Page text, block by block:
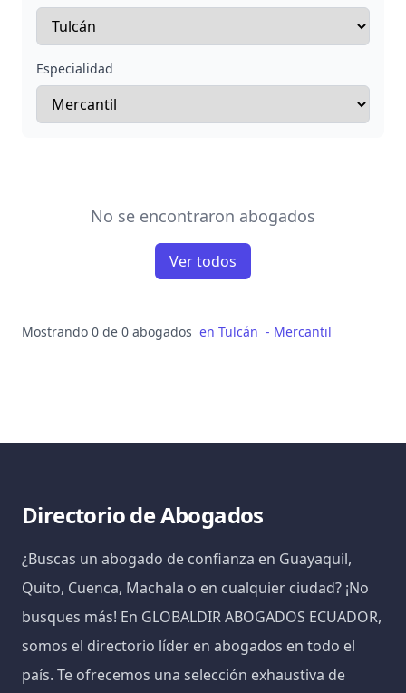
Especialidad
No se encontraron abogados
Ver todos
Mostrando 0 de 0 abogados en Tulcán - Mercantil
Directorio de Abogados
¿Buscas un abogado de confianza en Guayaquil,
Quito, Cuenca, Machala o en cualquier ciudad? ¡No
busques más! En GLOBALDIR ABOGADOS ECUADOR,
somos el directorio líder en abogados en todo el
país. Te ofrecemos una selección exhaustiva de